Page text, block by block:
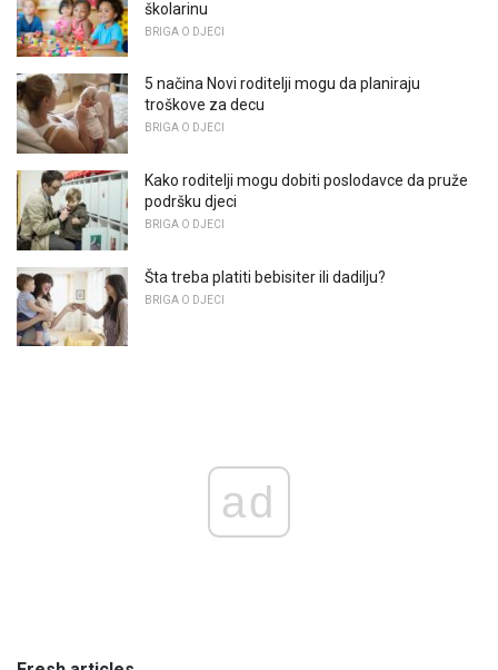
školarinu
BRIGA O DJECI
5 načina Novi roditelji mogu da planiraju
troškove za decu
BRIGA O DJECI
Kako roditelji mogu dobiti poslodavce da pruže
podršku djeci
BRIGA O DJECI
Šta treba platiti bebisiter ili dadilju?
BRIGA O DJECI
ad